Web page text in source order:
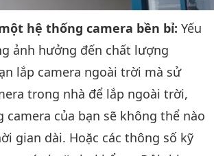
hệ thống camera bền bỉ: Yếu
ảnh hưởng đến chất lượng
lắp camera ngoài trời mà sử
trong nhà để lắp ngoài trời,
camera của bạn sẽ không thể nào
gian dài. Hoặc các thông số kỹ